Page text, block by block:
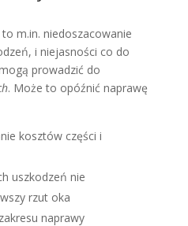
m.in. niedoszacowanie
i niejasności co do
prowadzić do
. Może to opóźnić naprawę
kosztów części i
uszkodzeń nie
rzut oka
naprawy